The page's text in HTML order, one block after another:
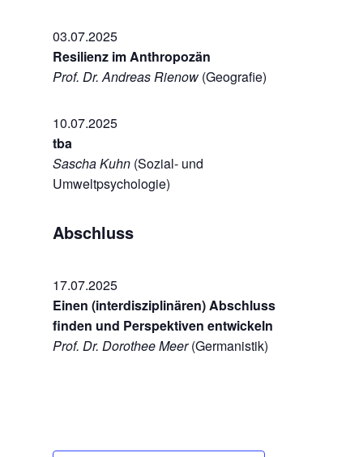
03.07.2025
Resilienz im Anthropozän
Prof. Dr. Andreas Rienow(Geografie)
10.07.2025
tba
Sascha Kuhn(Sozial- und
Umweltpsychologie)
Abschluss
17.07.2025
Einen (interdisziplinären) Abschluss
finden und Perspektiven entwickeln
Prof. Dr. Dorothee Meer(Germanistik)